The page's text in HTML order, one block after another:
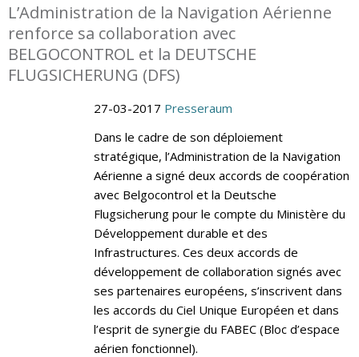
L’Administration de la Navigation Aérienne
renforce sa collaboration avec
BELGOCONTROL et la DEUTSCHE
FLUGSICHERUNG (DFS)
27-03-2017 Presseraum
Dans le cadre de son déploiement
stratégique, l’Administration de la Navigation
Aérienne a signé deux accords de coopération
avec Belgocontrol et la Deutsche
Flugsicherung pour le compte du Ministère du
Développement durable et des
Infrastructures. Ces deux accords de
développement de collaboration signés avec
ses partenaires européens, s’inscrivent dans
les accords du Ciel Unique Européen et dans
l’esprit de synergie du FABEC (Bloc d’espace
aérien fonctionnel).